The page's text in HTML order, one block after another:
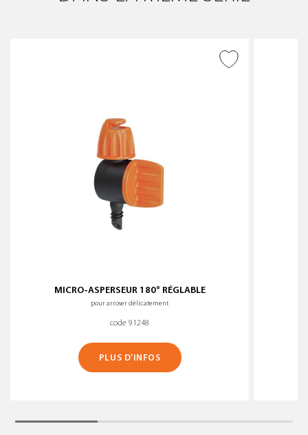
MICRO-ASPERSEUR 180° RÉGLABLE
pour arroser délicatement
code 91248
PLUS D’INFOS